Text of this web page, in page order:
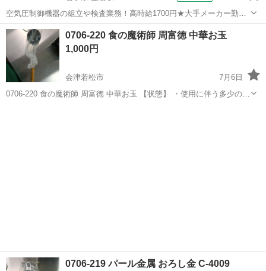
空気圧制御機器の組立や検査業務！高時給1700円★大手メーカー勤
務！嬉しい寮費無料！ワンルーム寮完備★マイカー通勤OK＆工場敷地
内に無料駐車場あり★！《岩手県釜石市》 人気の工場のお仕事 ◇空気
圧制御機器（シリンダ、バルブ...
岩手 釜石市 釜石駅 その他
0706-220 食の魔術師 周富徳 中華お玉
1,000円
会津若松市
7月6日
0706-220 食の魔術師 周富徳 中華お玉 【状態】 ・使用に伴う多少のス
0706-219 パール金属 おろし金 C-4009